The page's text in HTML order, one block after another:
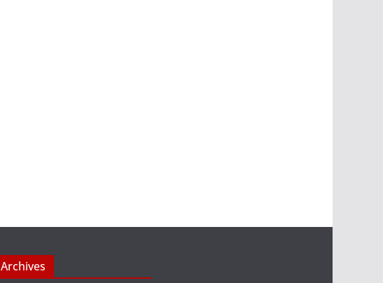
Archives